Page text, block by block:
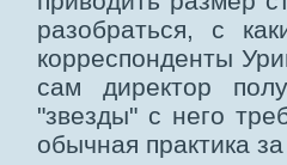
разобраться, с
корреспонденты
сам директор
"звезды" с него
обычная практика